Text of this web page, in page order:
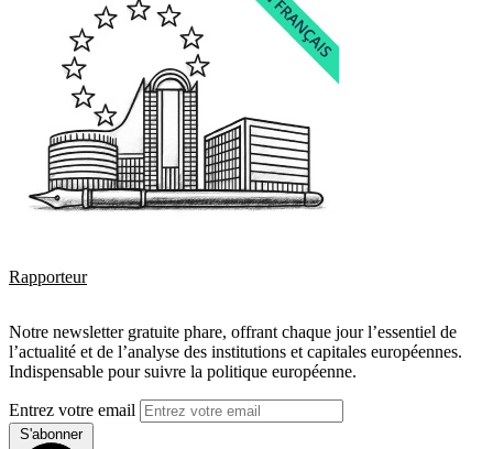
Rapporteur
Notre newsletter gratuite phare, offrant chaque jour l’essentiel de
l’actualité et de l’analyse des institutions et capitales européennes.
Indispensable pour suivre la politique européenne.
Entrez votre email
S'abonner